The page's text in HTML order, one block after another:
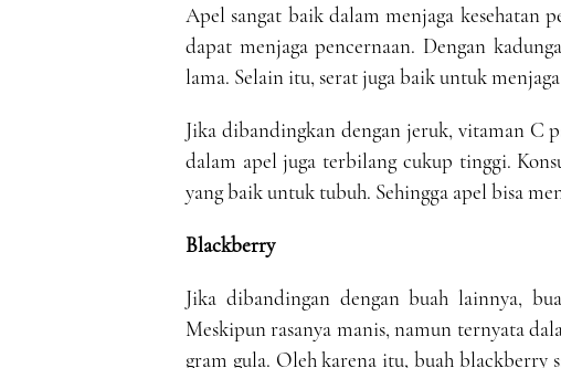
Apel sangat baik dalam menjaga kesehatan
dapat menjaga pencernaan. Dengan
lama. Selain itu, serat juga baik untuk
Jika dibandingkan dengan jeruk, vitaman C
dalam apel juga terbilang cukup tinggi.
yang baik untuk tubuh. Sehingga apel bisa
Blackberry
Jika dibandingan dengan buah lainnya,
Meskipun rasanya manis, namun ternyata
gram gula. Oleh karena itu, buah blackberry